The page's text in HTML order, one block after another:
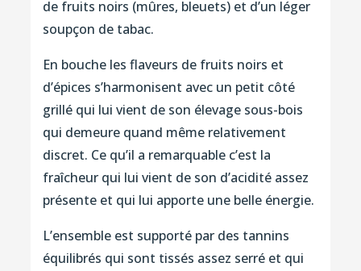
de fruits noirs (mûres, bleuets) et d’un léger
soupçon de tabac.
En bouche les flaveurs de fruits noirs et
d’épices s’harmonisent avec un petit côté
grillé qui lui vient de son élevage sous-bois
qui demeure quand même relativement
discret. Ce qu’il a remarquable c’est la
fraîcheur qui lui vient de son d’acidité assez
présente et qui lui apporte une belle énergie.
L’ensemble est supporté par des tannins
équilibrés qui sont tissés assez serré et qui